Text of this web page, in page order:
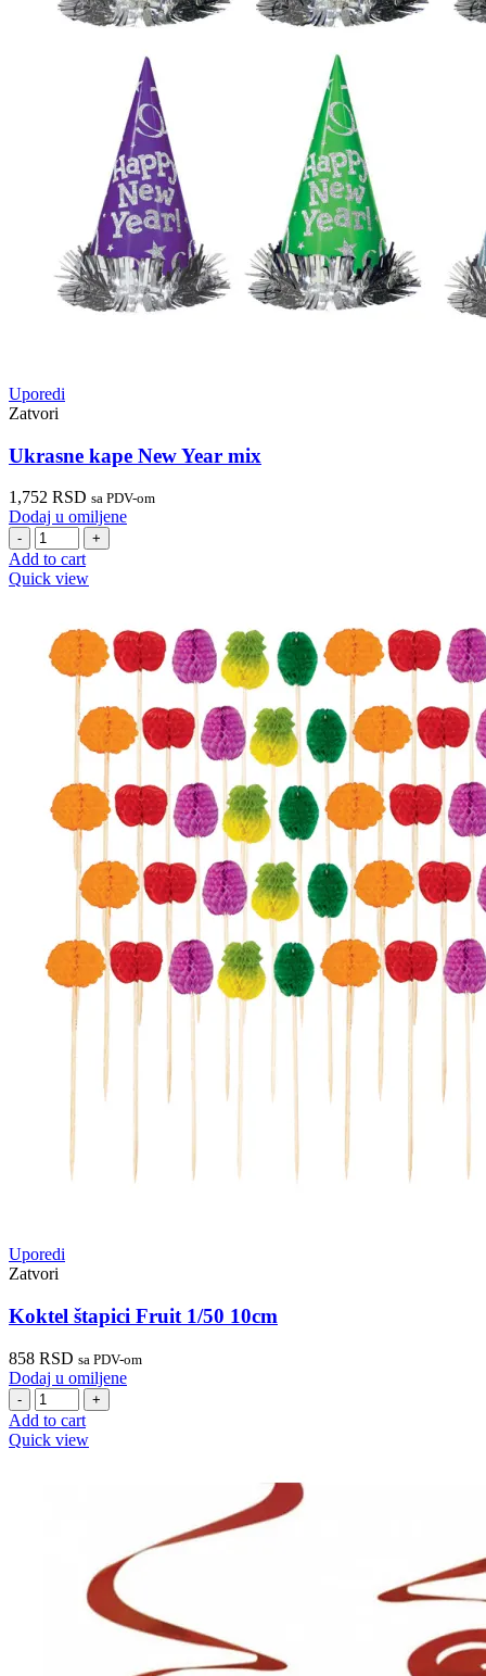
Uporedi
Zatvori
Ukrasne kape New Year mix
1,752 RSD sa PDV-om
Dodaj u omiljene
Ukrasne
kape
New
quantity
Add to cart
Quick view
Uporedi
Zatvori
Koktel štapici Fruit 1/50 10cm
858 RSD sa PDV-om
Dodaj u omiljene
Koktel
štapici
Fruit
Add to cart
Quick view